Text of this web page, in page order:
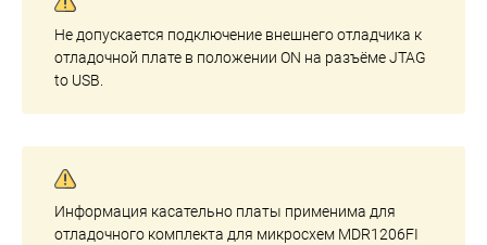
Не допускается подключение внешнего отладчика к
отладочной плате в положении ON на разъёме JTAG
to USB.
Информация касательно платы применима для
отладочного комплекта для микросхем MDR1206FI